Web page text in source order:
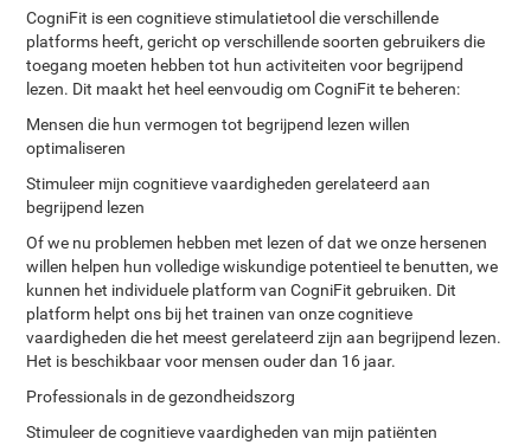
CogniFit is een cognitieve stimulatietool die verschillende
platforms heeft, gericht op verschillende soorten gebruikers die
toegang moeten hebben tot hun activiteiten voor begrijpend
lezen. Dit maakt het heel eenvoudig om CogniFit te beheren:
Mensen die hun vermogen tot begrijpend lezen willen
optimaliseren
Stimuleer mijn cognitieve vaardigheden gerelateerd aan
begrijpend lezen
Of we nu problemen hebben met lezen of dat we onze hersenen
willen helpen hun volledige wiskundige potentieel te benutten, we
kunnen het individuele platform van CogniFit gebruiken. Dit
platform helpt ons bij het trainen van onze cognitieve
vaardigheden die het meest gerelateerd zijn aan begrijpend lezen.
Het is beschikbaar voor mensen ouder dan 16 jaar.
Professionals in de gezondheidszorg
Stimuleer de cognitieve vaardigheden van mijn patiënten